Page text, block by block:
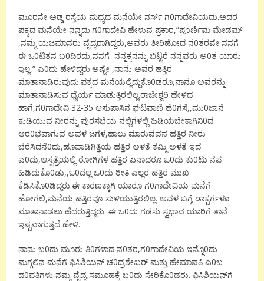
ಮೂರನೇ ಅಡ್ಡ ರಸ್ತೆಯ ಮಧ್ಯದ ಮನೆಯೇ ನರ್ಸ್ ಗ0ಗಾದೇವಿಯದು.ಅದರ
ಪಕ್ಕದ ಮನೆಯೇ ನನ್ನದು.ಗ0ಗಾದೇವಿ ಹೇಳುವ ಪ್ರಕಾರ,”ಪೂರ್ಣಿಮ ಮೇಡಮ್
,ನಮ್ಮ ಯಜಮಾನರು ವೈದ್ಯರಾಗಿದ್ದರು,ಅವರು ತೀರಿಹೋದ ನ0ತರವೇ ನನಗೆ
ಈ ಒ0ಟಿತನ ಬ0ದಿರದು,ನನಗೆ ನನ್ನಕ್ಕನನ್ನು ಬಿಟ್ಟರೆ ನನ್ನವರು ಅ0ತ ಯಾರು
ಇಲ್ಲ,”ಎ0ದು ಹೇಳಿದ್ದರು.ಅಷ್ಟೇ ,ನಾನು ಅವರ ಹತ್ತಿರ
ಮಾತಾನಾಡಿರುವುದು.ಪಕ್ಕದ ಮನೆಯಲ್ಲಿದ್ದುಕೊ0ಡರೂ,ನಾನೂ ಅವರನ್ನು
ಮಾತಾನಾಡಿಸುವ ಧೈರ್ಯ ಮಾಡುತ್ತಿರಲಿಲ್ಲ.ರಾಜೇಶ್ವರಿ ಹೇಳಿದ
ಹಾಗೆ,ಗ0ಗಾದೇವಿ 32-35ಆಸುಪಾಸಿನ ಘಟವಾಣಿ ಹೆ0ಗಸೆ,,ಮು0ಜಾನೆ
ಕುಡಿಯುವ ನೀರನ್ನು ಪುರಸಭೆಯ ನಲ್ಲಿಗಳಲ್ಲಿ ಹಿಡಿಯಬೇಕಾಗಿನಿ0ದ
ಆರ0ಭವಾಗುವ ಅವಳ ಜಗಳ,ಹಾಲು ಮಾರುವವನ ಹತ್ತಿರ ನೀರು
ಬೆರೆಸಿದನೆ0ದು,ಹೂವಾಡಿಗಿತ್ತಿಯ ಹತ್ತಿರ ಅಳತೆ ಕಮ್ಮಿ ಅಳತೆ ಇದೆ
ಎ0ದು,ಆಸ್ಪತ್ರೆಯಲ್ಲಿ ರೋಗಿಗಳ ಹತ್ತಿರ ಏನಾದರೂ ಒ0ದು ಕು0ಟು ನೆಪ
ಹಿಡಿದುಕೊ0ಡು,,ಒ0ದಲ್ಲ ಒ0ದು ರೀತಿ ಎಲ್ಲರ ಹತ್ತಿರ ಮುಖ
ಕೆಡಿಸಿಕೊ0ಡಿದ್ದರು.ಈ ಕಾರಣಕ್ಕಾಗಿ ಯಾರೂ ಗ0ಗಾದೇವಿಯ ಮನೆಗೆ
ಹೋಗಲಿ,ಮನೆಯ ಹತ್ತಿರವೂ ಸುಳಿಯುತ್ತಿರಲಿಲ್ಲ.ಅವಳ ಬಗ್ಗೆ ಡಾಕ್ಟರ್ಗಳೂ
ಮಾತಾನಾಡಲು ಹೆದರುತ್ತಿದ್ದರು.ಈ ಒ0ದು ಗಡಸು ಸ್ವಭಾವ ಯಾರಿಗೆ ತಾನೆ
ಇಷ್ಟವಾಗುತ್ತದೆ ಹೇಳಿ.
ನಾನು ಬ0ದು ಮೂರು ತಿ0ಗಳಾದ ನ0ತರ,ಗ0ಗಾದೇವಿಯ ಇನ್ನೊ0ದು
ಮಗ್ಗಲಿನ ಮನೆಗೆ ಫಿಸಿಶಿಯನ್ ಚ0ದ್ರಶೇಖರ್ ಮತ್ತು ಹೇಮಾವತಿ ಎ0ಬ
ದ0ಪತಿಗಳು ನಮ್ಮ ವೈದ್ಯ ಸಮೂಹಕ್ಕೆ ಬ0ದು ಸೇರಿಕೊ0ಡರು.ಫಿಸಿಶಿಯನ್ಗೆ